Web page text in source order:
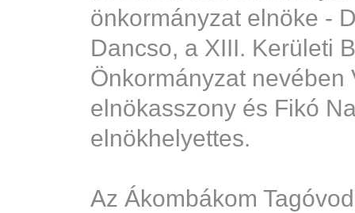
önkormányzat elnöke -
Dancso, a XIII. Kerületi
Önkormányzat nevében
elnökasszony és Fikó
elnökhelyettes.
Az Ákombákom